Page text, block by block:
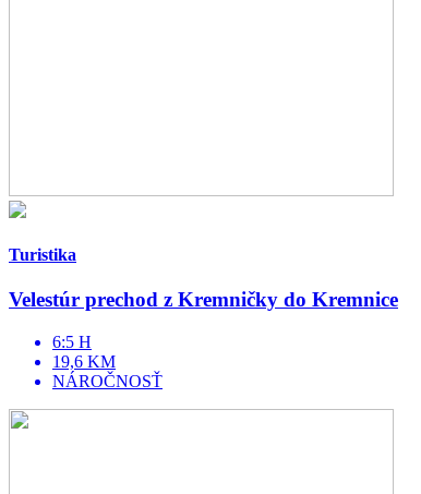
Turistika
Velestúr prechod z Kremničky do Kremnice
6:5 H
19,6 KM
NÁROČNOSŤ